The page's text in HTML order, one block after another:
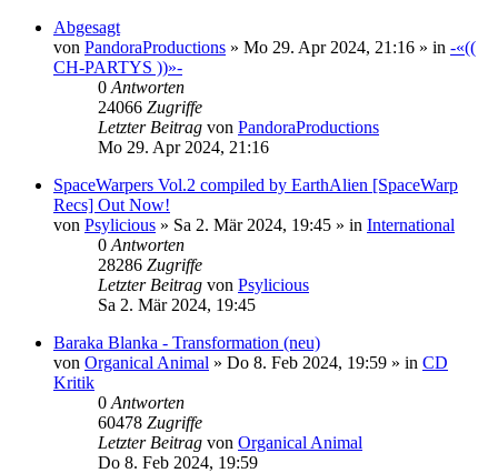
Abgesagt
von PandoraProductions » Mo 29. Apr 2024, 21:16 » in -«((
CH-PARTYS ))»-
0 Antworten
24066 Zugriffe
Letzter Beitrag von PandoraProductions
Mo 29. Apr 2024, 21:16
SpaceWarpers Vol.2 compiled by EarthAlien [SpaceWarp
Recs] Out Now!
von Psylicious » Sa 2. Mär 2024, 19:45 » in International
0 Antworten
28286 Zugriffe
Letzter Beitrag von Psylicious
Sa 2. Mär 2024, 19:45
Baraka Blanka - Transformation (neu)
von Organical Animal » Do 8. Feb 2024, 19:59 » in CD
Kritik
0 Antworten
60478 Zugriffe
Letzter Beitrag von Organical Animal
Do 8. Feb 2024, 19:59